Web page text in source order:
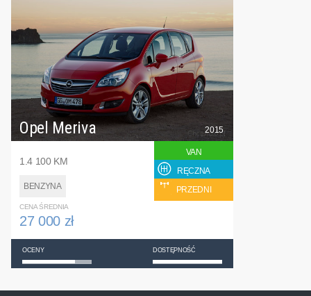
Opel Meriva
1.4 100 KM
BENZYNA
2015
VAN
RĘCZNA
PRZEDNI
CENA ŚREDNIA
27 000 zł
OCENY DOSTĘPNOŚĆ